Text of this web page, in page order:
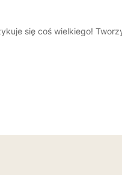
się coś wielkiego!